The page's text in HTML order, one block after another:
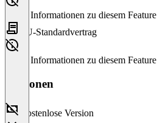
Keine Informationen zu diesem Feature
EU-Standardvertrag
Keine Informationen zu diesem Feature
Versionen
Kostenlose Version